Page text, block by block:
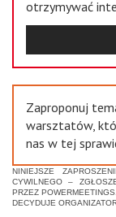
otrzymywać
Zaproponuj
warsztatów,
nas w tej
NINIEJSZE
CYWILNEGO –
PRZEZ
DECYDUJE